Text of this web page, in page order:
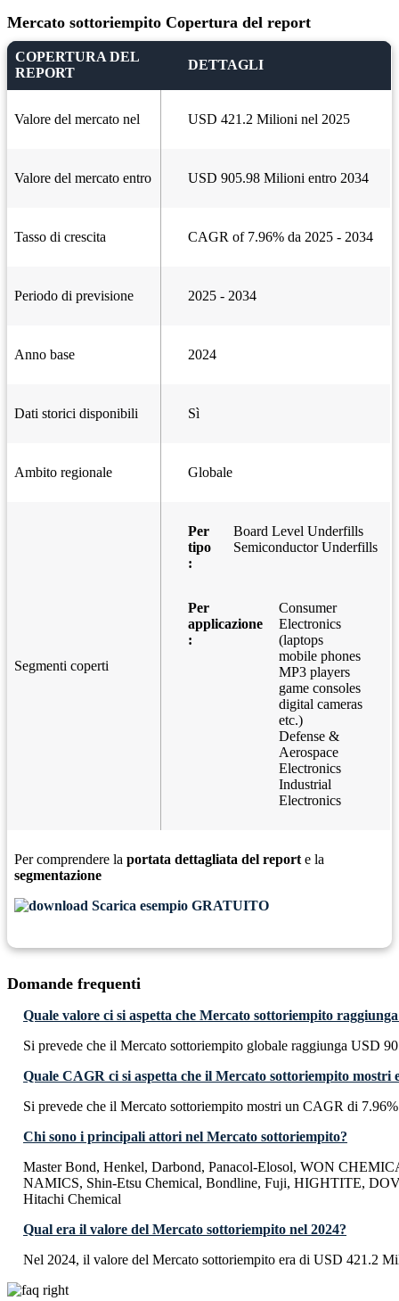
Mercato sottoriempito Copertura del report
COPERTURA DEL
REPORT
DETTAGLI
Valore del mercato nel USD 421.2 Milioni nel 2025
Valore del mercato entro USD 905.98 Milioni entro 2034
Tasso di crescita CAGR of 7.96% da 2025 - 2034
Periodo di previsione 2025 - 2034
Anno base 2024
Dati storici disponibili Sì
Ambito regionale Globale
Segmenti coperti
Per
tipo
:
Board Level Underfills
Semiconductor Underfills
Per
applicazione
:
Consumer
Electronics
(laptops
mobile phones
MP3 players
game consoles
digital cameras
etc.)
Defense &
Aerospace
Electronics
Industrial
Electronics
Per comprendere la portata dettagliata del report e la
segmentazione
Scarica esempio GRATUITO
Domande frequenti
Quale valore ci si aspetta che Mercato sottoriempito
Si prevede che il Mercato sottoriempito globale raggiunga USD
Quale CAGR ci si aspetta che il Mercato sottoriempito mostri
Si prevede che il Mercato sottoriempito mostri un CAGR di
Chi sono i principali attori nel Mercato sottoriempito?
Master Bond, Henkel, Darbond, Panacol-Elosol, WON
NAMICS, Shin-Etsu Chemical, Bondline, Fuji, HIGHTITE,
Hitachi Chemical
Qual era il valore del Mercato sottoriempito nel 2024?
Nel 2024, il valore del Mercato sottoriempito era di USD 421.2